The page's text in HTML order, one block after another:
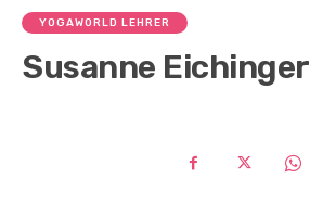
YOGAWORLD LEHRER
Susanne Eichinger